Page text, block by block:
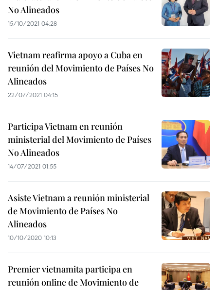
No Alineados
15/10/2021 04:28
Vietnam reafirma apoyo a Cuba en
reunión del Movimiento de Países No
Alineados
22/07/2021 04:15
Participa Vietnam en reunión
ministerial del Movimiento de Países
No Alineados
14/07/2021 01:55
Asiste Vietnam a reunión ministerial
de Movimiento de Países No
Alineados
10/10/2020 10:13
Premier vietnamita participa en
reunión online de Movimiento de